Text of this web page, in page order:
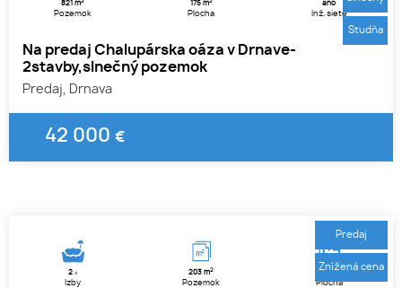
821 m
Pozemok
175 m
Plocha
áno
Inž. siete
Na predaj Chalupárska oáza v Drnave-
2stavby,slnečný pozemok
Predaj, Drnava
42 000 €
Studňa
2x
Izby
203 m2
Pozemok
2
Plocha
Predaj
Znížená cena